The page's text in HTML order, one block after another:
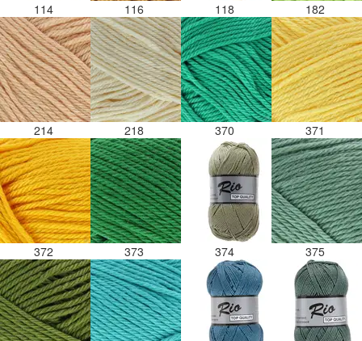
114 116 118 182
214 218 370 371
372 373 374 375